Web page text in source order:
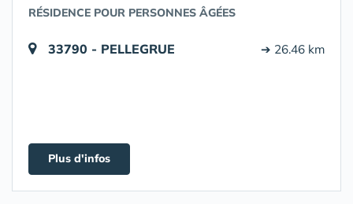
RÉSIDENCE POUR PERSONNES ÂGÉES
33790 - PELLEGRUE ➔ 26.46 km
Plus d'infos